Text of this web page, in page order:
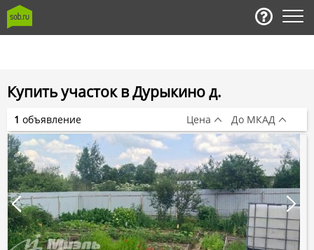
Купить участок в Дурыкино д.
1 объявление Цена До МКАД